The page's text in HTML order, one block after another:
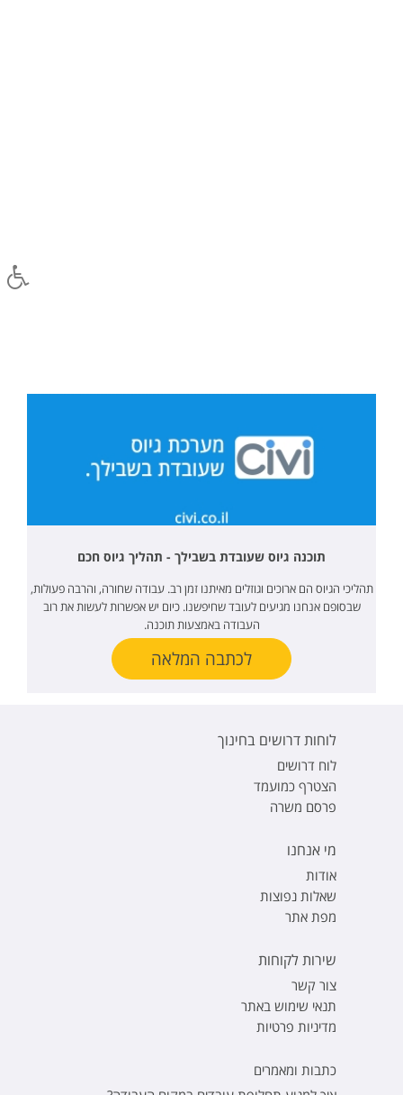
תוכנה גיוס שעובדת בשבילך - תהליך גיוס חכם
תהליכי הגיוס הם ארוכים וגוזלים מאיתנו זמן רב. עבודה שחורה, והרבה פעולות,
שבסופם אנחנו מגיעים לעובד שחיפשנו. כיום יש אפשרות לעשות את רוב
העבודה באמצעות תוכנה.
לכתבה המלאה
לוחות דרושים בחינוך
לוח דרושים
הצטרף כמועמד
פרסם משרה
מי אנחנו
אודות
שאלות נפוצות
מפת אתר
שירות לקוחות
צור קשר
תנאי שימוש באתר
מדיניות פרטיות
כתבות ומאמרים